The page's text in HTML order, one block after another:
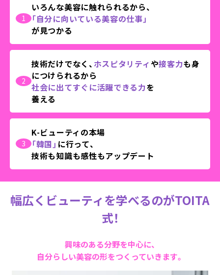
1
いろんな美容に触れられるから、
「自分に向いている美容の仕事」
が見つかる
2
技術だけでなく、 ホスピタリティや接客力も身
につけられるから
社会に出てすぐに活躍できる力を
養える
3
K-ビューティの本場
「韓国」 に行って、
技術も知識も感性もアップデート
幅広くビューティを学べるのがTOITA
式！
興味のある分野を中心に、
自分らしい美容の形をつくっていきます。